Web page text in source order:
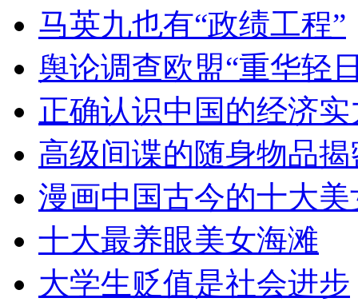
马英九也有“政绩工程”
舆论调查欧盟“重华轻
正确认识中国的经济实
高级间谍的随身物品揭
漫画中国古今的十大美
十大最养眼美女海滩
大学生贬值是社会进步